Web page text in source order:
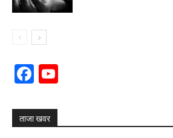
Facebook
ताजा खवर